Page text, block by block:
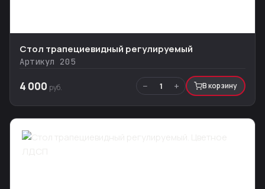
Стол трапециевидный регулируемый
Артикул 205
4 000 руб. − 1 + В корзину